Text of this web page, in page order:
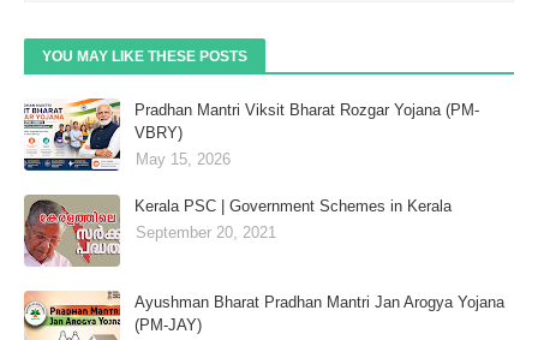
YOU MAY LIKE THESE POSTS
Pradhan Mantri Viksit Bharat Rozgar Yojana (PM-
VBRY)
May 15, 2026
Kerala PSC | Government Schemes in Kerala
September 20, 2021
Ayushman Bharat Pradhan Mantri Jan Arogya Yojana
(PM-JAY)